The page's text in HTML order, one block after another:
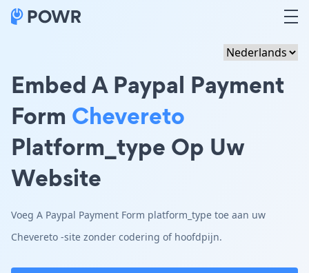
Embed A Paypal Payment
Form Chevereto
Platform_type Op Uw
Website
Voeg A Paypal Payment Form platform_type toe aan uw
Chevereto -site zonder codering of hoofdpijn.